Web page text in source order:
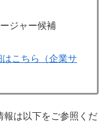
ジャー候補
こちら（企業サ
報は以下をご参照くだ